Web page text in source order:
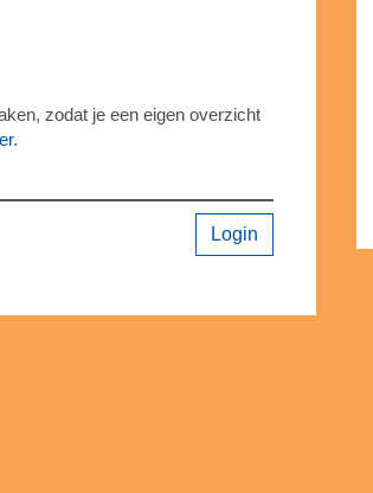
zodat je een eigen overzicht
.
Login